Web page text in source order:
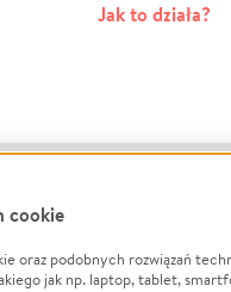
Jak to działa?
cookie
oraz podobnych rozwiązań
jak np. laptop, tablet,